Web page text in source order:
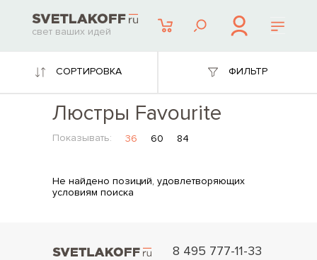
свет ваших идей
СОРТИРОВКА ФИЛЬТР
Люстры Favourite
Показывать: 36 60 84
Не найдено позиций, удовлетворяющих
условиям поиска
8 495 777-11-33